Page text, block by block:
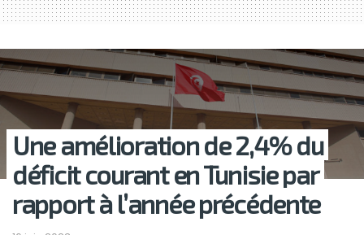
Une amélioration de 2,4% du
déficit courant en Tunisie par
rapport à l’année précédente